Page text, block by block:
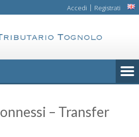
Accedi | Registrati
– Transfer